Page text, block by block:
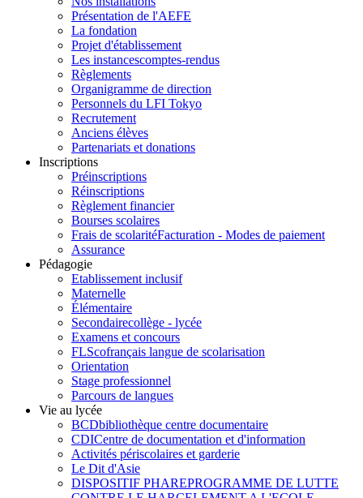
Présentation de l'AEFE
La fondation
Projet d'établissement
Les instancescomptes-rendus
Règlements
Organigramme de direction
Personnels du LFI Tokyo
Recrutement
Anciens élèves
Partenariats et donations
Inscriptions
Préinscriptions
Réinscriptions
Règlement financier
Bourses scolaires
Frais de scolaritéFacturation - Modes de paiement
Assurance
Pédagogie
Etablissement inclusif
Maternelle
Élémentaire
Secondairecollège - lycée
Examens et concours
FLScofrançais langue de scolarisation
Orientation
Stage professionnel
Parcours de langues
Vie au lycée
BCDbibliothèque centre documentaire
CDICentre de documentation et d'information
Activités périscolaires et garderie
Le Dit d'Asie
DISPOSITIF PHAREPROGRAMME DE LUTTE